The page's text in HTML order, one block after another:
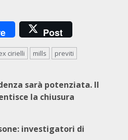
Post
cirielli mills previti
sarà potenziata. Il
la chiusura
investigatori di